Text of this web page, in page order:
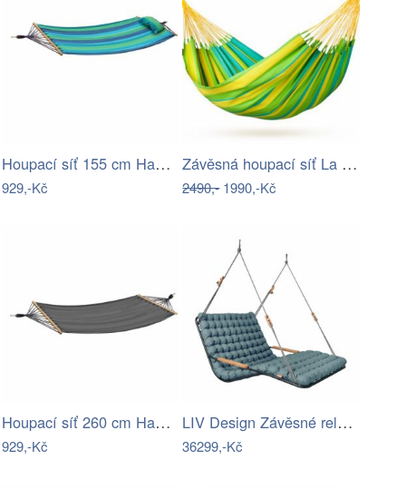
Houpací síť 155 cm Hawaii – Garden…
929,-Kč
Závěsná houpací síť La Siesta SONRISA -…
2490,-1990,-Kč
Houpací síť 260 cm Hawaii – Garden…
929,-Kč
LIV Design Závěsné relaxační lehátko…
36299,-Kč